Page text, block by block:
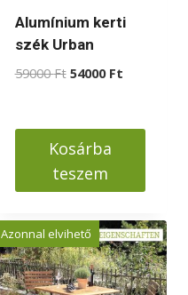
Alumínium kerti
szék Urban
59000Ft Original
59000 Ft.
54000 FtCurrent
54000 Ft.
Kosárba
teszem
Azonnal elvihető